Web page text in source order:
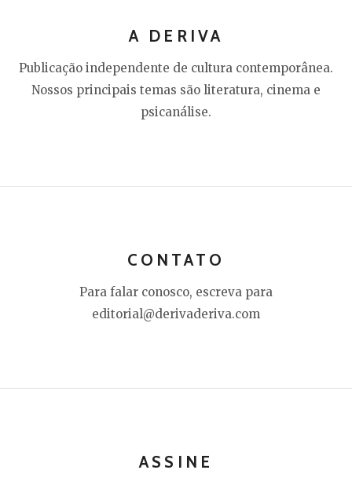
A DERIVA
Publicação independente de cultura contemporânea.
Nossos principais temas são literatura, cinema e
psicanálise.
CONTATO
Para falar conosco, escreva para
editorial@derivaderiva.com
ASSINE